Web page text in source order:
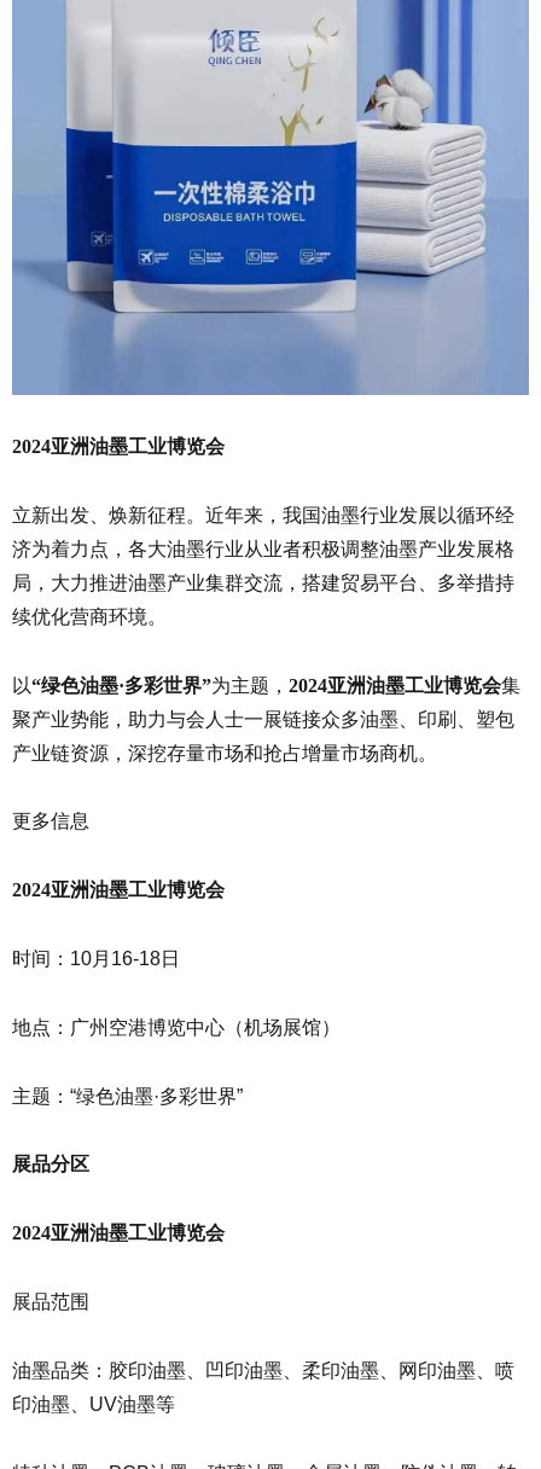
2024亚洲油墨工业博览会
立新出发、焕新征程。近年来，我国油墨行业发展以循环经
济为着力点，各大油墨行业从业者积极调整油墨产业发展格
局，大力推进油墨产业集群交流，搭建贸易平台、多举措持
续优化营商环境。
以“绿色油墨·多彩世界”为主题， 2024亚洲油墨工业博览会集
聚产业势能，助力与会人士一展链接众多油墨、印刷、塑包
产业链资源，深挖存量市场和抢占增量市场商机。
更多信息
2024亚洲油墨工业博览会
时间：10月16-18日
地点：广州空港博览中心（机场展馆）
主题：“绿色油墨·多彩世界”
展品分区
2024亚洲油墨工业博览会
展品范围
油墨品类：胶印油墨、凹印油墨、柔印油墨、网印油墨、喷
印油墨、UV油墨等